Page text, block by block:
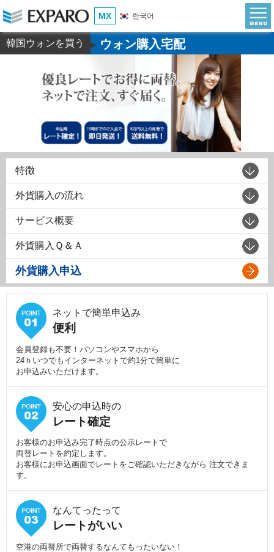
MX 한국어
韓国ウォンを買う ▶ウォン購入宅配
特徴
外貨購入の流れ
サービス概要
外貨購入Ｑ＆Ａ
外貨購入申込
ネットで簡単申込み
便利
会員登録も不要！パソコンやスマホから
24ｈいつでもインターネットで約1分で簡単に
お申込みいただけます。
安心の申込時の
レート確定
お客様のお申込み完了時点の公示レートで
両替レートを約定します。
お客様にお申込画面でレートをご確認いただきながら 注文できま
す。
なんてったって
レートがいい
空港の両替所で両替するなんてもったいない！